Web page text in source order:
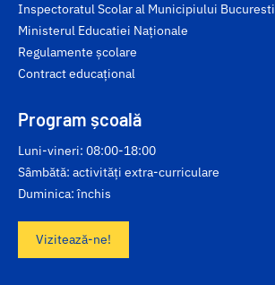
Inspectoratul Scolar al Municipiului Bucuresti
Ministerul Educatiei Naționale
Regulamente școlare
Contract educațional
Program școală
Luni-vineri: 08:00-18:00
Sâmbătă: activități extra-curriculare
Duminica: închis
Vizitează-ne!